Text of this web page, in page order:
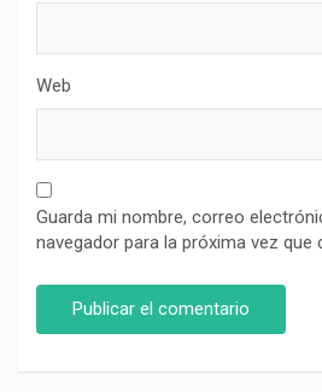
Web
Guarda mi nombre, correo
navegador para la próxima vez que